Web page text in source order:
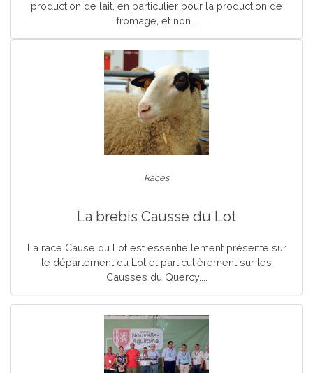
production de lait, en particulier pour la production de
fromage, et non...
Races
La brebis Causse du Lot
La race Cause du Lot est essentiellement présente sur
le département du Lot et particulièrement sur les
Causses du Quercy....